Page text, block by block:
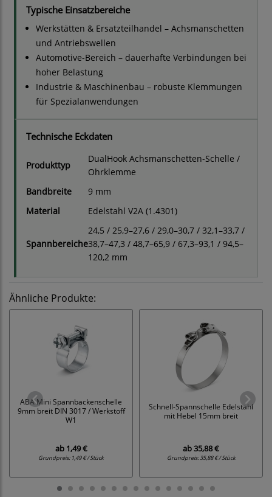
Typische Einsatzbereiche
Werkstätten & Ersatzteilhandel – Achsmanschetten
und Antriebswellen
Automotive-Bereich – dauerhafte Verbindungen bei
hoher Belastung
Industrie & Maschinenbau – robuste Klemmungen
für Spezialanwendungen
Technische Eckdaten
Produkttyp
DualHook Achsmanschetten-Schelle /
Ohrklemme
Bandbreite
9 mm
Material
Edelstahl V2A (1.4301)
Spannbereiche
24,5 / 25,9–27,6 / 29,0–30,7 / 32,1–33,7 /
38,7–47,3 / 48,7–65,9 / 67,3–93,1 / 94,5–
120,2 mm
Ähnliche Produkte:
ABA Mini Spannbackenschelle
9mm breit DIN 3017 / Werkstoff
W1
ab1,49 €
Grundpreis: 1,49 € / Stück
Schnell-Spannschelle Edelstahl
mit Hebel 15mm breit
ab35,88 €
Grundpreis:35,88 € / Stück